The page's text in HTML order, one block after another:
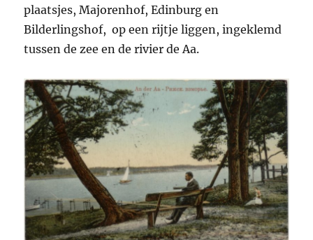
plaatsjes, Majorenhof, Edinburg en
Bilderlingshof, op een rijtje liggen, ingeklemd
tussen de zee en de rivier de Aa.